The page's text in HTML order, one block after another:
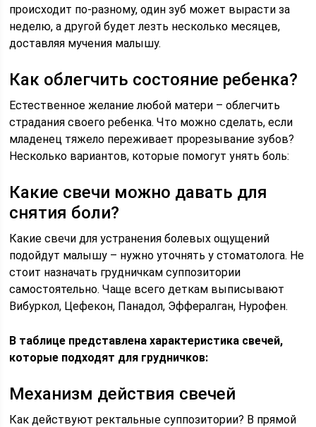
происходит по-разному, один зуб может вырасти за
неделю, а другой будет лезть несколько месяцев,
доставляя мучения малышу.
Как облегчить состояние ребенка?
Естественное желание любой матери – облегчить
страдания своего ребенка. Что можно сделать, если
младенец тяжело переживает прорезывание зубов?
Несколько вариантов, которые помогут унять боль:
Какие свечи можно давать для
снятия боли?
Какие свечи для устранения болевых ощущений
подойдут малышу – нужно уточнять у стоматолога. Не
стоит назначать грудничкам суппозитории
самостоятельно. Чаще всего деткам выписывают
Вибуркол, Цефекон, Панадол, Эффералган, Нурофен.
В таблице представлена характеристика свечей,
которые подходят для грудничков:
Механизм действия свечей
Как действуют ректальные суппозитории? В прямой